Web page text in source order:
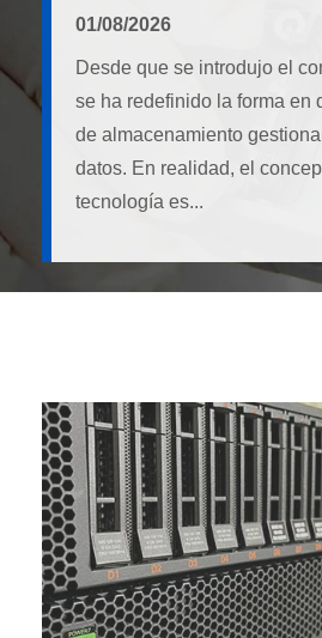
01/08/2026
Desde que se introdujo el
se ha redefinido la forma en
de almacenamiento
datos. En realidad, el
tecnología es...